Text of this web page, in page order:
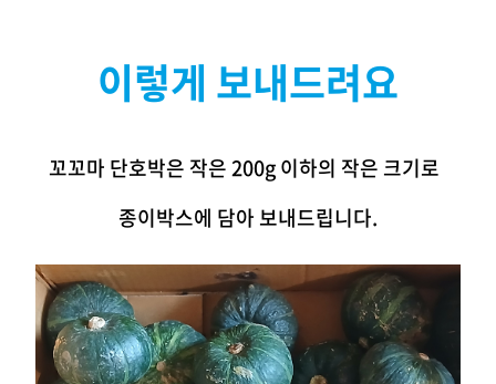
이렇게 보내드려요
꼬꼬마 단호박은 작은 200g 이하의 작은 크기로
종이박스에 담아 보내드립니다.